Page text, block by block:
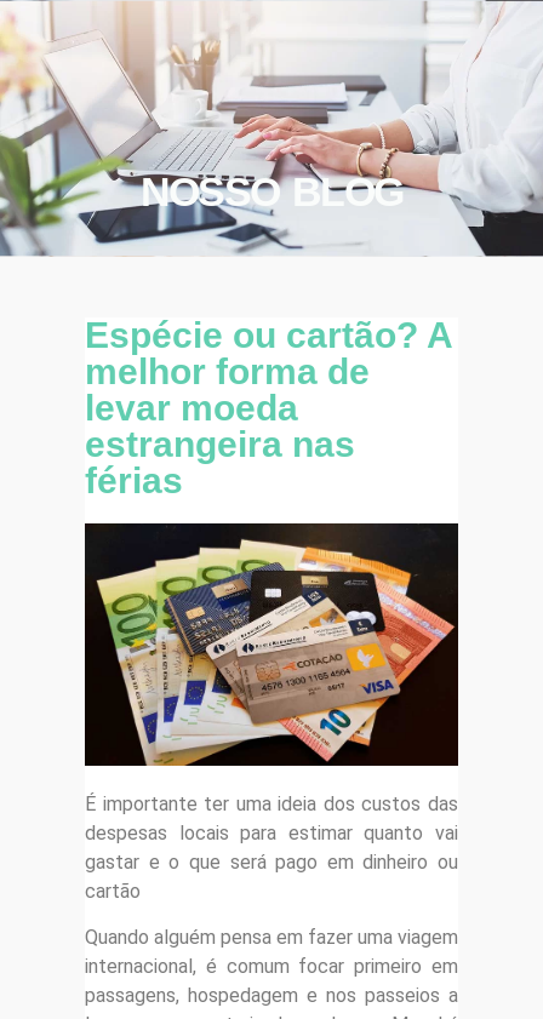
NOSSO BLOG
Espécie ou cartão? A
melhor forma de
levar moeda
estrangeira nas
férias
É importante ter uma ideia dos custos das
despesas locais para estimar quanto vai
gastar e o que será pago em dinheiro ou
cartão
Quando alguém pensa em fazer uma viagem
internacional, é comum focar primeiro em
passagens, hospedagem e nos passeios a